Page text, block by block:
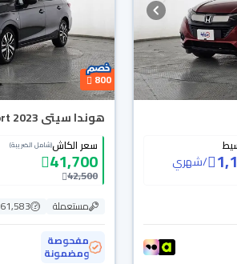
/شهري
800
هوندا سيتى LX Sport 2023
سعر الكاش(شامل الضريبة)
41,700
42,500
مستعملة
61,583 كم
مفحوصة
ومضمونة